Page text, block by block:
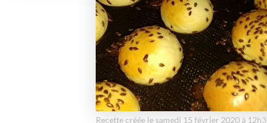
Recette créée le samedi 15 février 2020 à